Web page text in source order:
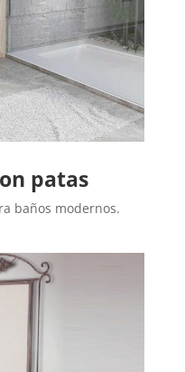
patas
baños modernos.